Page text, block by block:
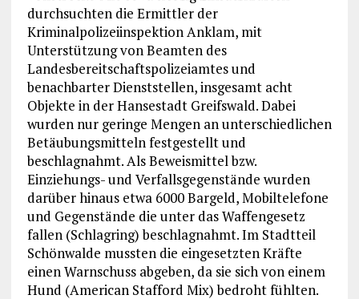
durchsuchten die Ermittler der
Kriminalpolizeiinspektion Anklam, mit
Unterstützung von Beamten des
Landesbereitschaftspolizeiamtes und
benachbarter Dienststellen, insgesamt acht
Objekte in der Hansestadt Greifswald. Dabei
wurden nur geringe Mengen an unterschiedlichen
Betäubungsmitteln festgestellt und
beschlagnahmt. Als Beweismittel bzw.
Einziehungs- und Verfallsgegenstände wurden
darüber hinaus etwa 6000 Bargeld, Mobiltelefone
und Gegenstände die unter das Waffengesetz
fallen (Schlagring) beschlagnahmt. Im Stadtteil
Schönwalde mussten die eingesetzten Kräfte
einen Warnschuss abgeben, da sie sich von einem
Hund (American Stafford Mix) bedroht fühlten.